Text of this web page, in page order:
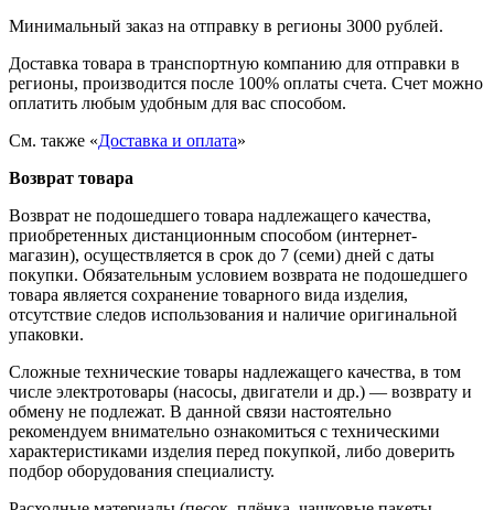
Минимальный заказ на отправку в регионы 3000 рублей.
Доставка товара в транспортную компанию для отправки в
регионы, производится после 100% оплаты счета. Счет можно
оплатить любым удобным для вас способом.
См. также «Доставка и оплата»
Возврат товара
Возврат не подошедшего товара надлежащего качества,
приобретенных дистанционным способом (интернет-
магазин), осуществляется в срок до 7 (семи) дней с даты
покупки. Обязательным условием возврата не подошедшего
товара является сохранение товарного вида изделия,
отсутствие следов использования и наличие оригинальной
упаковки.
Сложные технические товары надлежащего качества, в том
числе электротовары (насосы, двигатели и др.) — возврату и
обмену не подлежат. В данной связи настоятельно
рекомендуем внимательно ознакомиться с техническими
характеристиками изделия перед покупкой, либо доверить
подбор оборудования специалисту.